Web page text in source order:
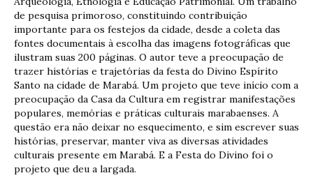
de pesquisa primoroso, constituindo contribuição
importante para os festejos da cidade, desde a coleta das
fontes documentais à escolha das imagens fotográficas que
ilustram suas 200 páginas. O autor teve a preocupação de
trazer histórias e trajetórias da festa do Divino Espírito
Santo na cidade de Marabá. Um projeto que teve início com a
preocupação da Casa da Cultura em registrar manifestações
populares, memórias e práticas culturais marabaenses. A
questão era não deixar no esquecimento, e sim escrever suas
histórias, preservar, manter viva as diversas atividades
culturais presente em Marabá. E a Festa do Divino foi o
projeto que deu a largada.